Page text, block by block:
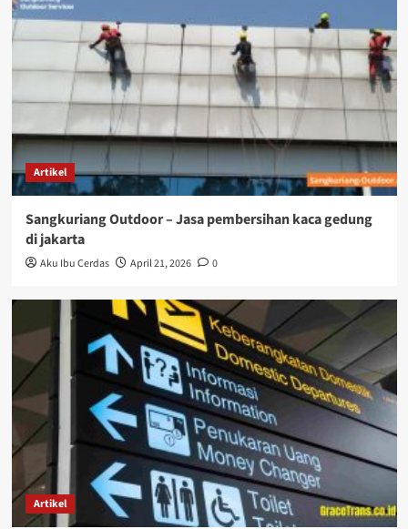
Artikel
Sangkuriang Outdoor – Jasa pembersihan kaca gedung
di jakarta
Aku Ibu Cerdas April 21, 2026 0
Artikel